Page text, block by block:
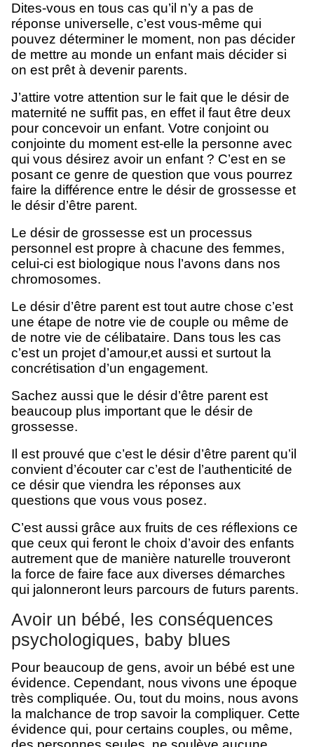
Dites-vous en tous cas qu’il n’y a pas de
réponse universelle, c’est vous-même qui
pouvez déterminer le moment, non pas décider
de mettre au monde un enfant mais décider si
on est prêt à devenir parents.
J’attire votre attention sur le fait que le désir de
maternité ne suffit pas, en effet il faut être deux
pour concevoir un enfant. Votre conjoint ou
conjointe du moment est-elle la personne avec
qui vous désirez avoir un enfant ? C’est en se
posant ce genre de question que vous pourrez
faire la différence entre le désir de grossesse et
le désir d’être parent.
Le désir de grossesse est un processus
personnel est propre à chacune des femmes,
celui-ci est biologique nous l’avons dans nos
chromosomes.
Le désir d’être parent est tout autre chose c’est
une étape de notre vie de couple ou même de
de notre vie de célibataire. Dans tous les cas
c’est un projet d’amour,et aussi et surtout la
concrétisation d’un engagement.
Sachez aussi que le désir d’être parent est
beaucoup plus important que le désir de
grossesse.
Il est prouvé que c’est le désir d’être parent qu’il
convient d’écouter car c’est de l’authenticité de
ce désir que viendra les réponses aux
questions que vous vous posez.
C’est aussi grâce aux fruits de ces réflexions ce
que ceux qui feront le choix d’avoir des enfants
autrement que de manière naturelle trouveront
la force de faire face aux diverses démarches
qui jalonneront leurs parcours de futurs parents.
Avoir un bébé, les conséquences
psychologiques, baby blues
Pour beaucoup de gens, avoir un bébé est une
évidence. Cependant, nous vivons une époque
très compliquée. Ou, tout du moins, nous avons
la malchance de trop savoir la compliquer. Cette
évidence qui, pour certains couples, ou même,